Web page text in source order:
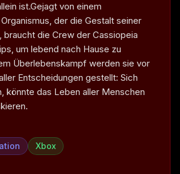
ist.Gejagt von einem
der die Gestalt seiner
braucht die Crew der Cassiopeia
um lebend nach Hause zu
Überlebenskampf werden sie vor
Entscheidungen gestellt: Sich
könnte das Leben aller Menschen
Xbox